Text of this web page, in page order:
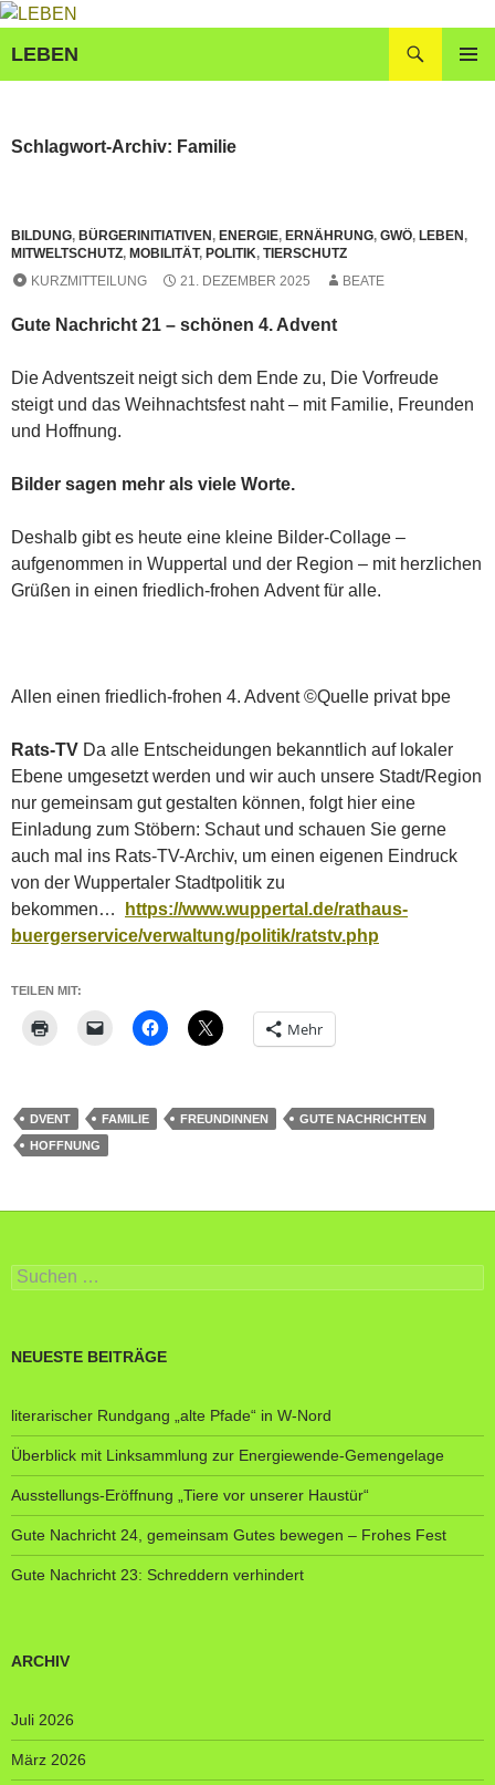
Zum
springen
LEBEN
Schlagwort-Archiv: Familie
BILDUNG, BÜRGERINITIATIVEN, ENERGIE, ERNÄHRUNG, GWÖ, LEBEN,
MITWELTSCHUTZ, MOBILITÄT, POLITIK, TIERSCHUTZ
KURZMITTEILUNG
21. DEZEMBER 2025 BEATE
Gute Nachricht 21 – schönen 4. Advent
Die Adventszeit neigt sich dem Ende zu, Die Vorfreude
steigt und das Weihnachtsfest naht – mit Familie, Freunden
und Hoffnung.
Bilder sagen mehr als viele Worte.
Deshalb gibt es heute eine kleine Bilder-Collage –
aufgenommen in Wuppertal und der Region – mit herzlichen
Grüßen in einen friedlich-frohen Advent für alle.
Allen einen friedlich-frohen 4. Advent ©Quelle privat bpe
Rats-TV Da alle Entscheidungen bekanntlich auf lokaler
Ebene umgesetzt werden und wir auch unsere Stadt/Region
nur gemeinsam gut gestalten können, folgt hier eine
Einladung zum Stöbern: Schaut und schauen Sie gerne
auch mal ins Rats-TV-Archiv, um einen eigenen Eindruck
von der Wuppertaler Stadtpolitik zu
bekommen…
https://www.wuppertal.de/rathaus-
buergerservice/verwaltung/politik/ratstv.php
TEILEN MIT:
Mehr
DVENT FAMILIE FREUNDINNEN
GUTE NACHRICHTEN
HOFFNUNG
Suche
nach:
NEUESTE BEITRÄGE
literarischer Rundgang „alte Pfade“ in W-Nord
Überblick mit Linksammlung zur Energiewende-Gemengelage
Ausstellungs-Eröffnung „Tiere vor unserer Haustür“
Gute Nachricht 24, gemeinsam Gutes bewegen – Frohes Fest
Gute Nachricht 23: Schreddern verhindert
ARCHIV
Juli 2026
März 2026